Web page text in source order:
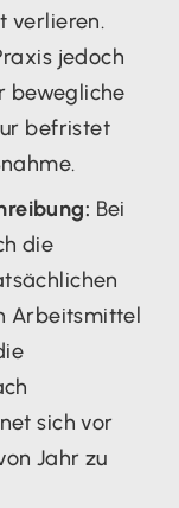
verlieren.
jedoch
bewegliche
befristet
Bei
die
Arbeitsmittel
sich vor
Jahr zu